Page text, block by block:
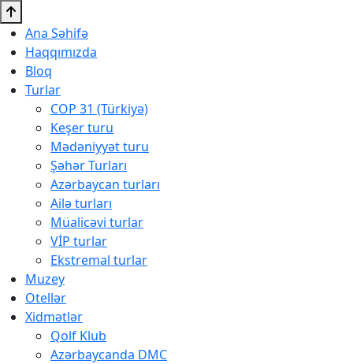
Ana Səhifə
Haqqımızda
Bloq
Turlar
COP 31 (Türkiyə)
Keşer turu
Mədəniyyət turu
Şəhər Turları
Azərbaycan turları
Ailə turları
Müalicəvi turlar
VİP turlar
Ekstremal turlar
Muzey
Otellər
Xidmətlər
Qolf Klub
Azərbaycanda DMC